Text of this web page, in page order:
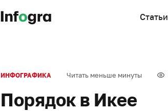
Статьи
ИНФОГРАФИКА Читать меньше минуты
Порядок в Икее